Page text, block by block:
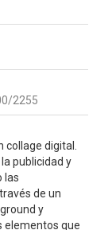
2255
collage digital.
publicidad y
las
de un
y
elementos que